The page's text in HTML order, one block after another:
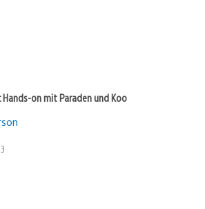
on mit Paraden und Koo
3